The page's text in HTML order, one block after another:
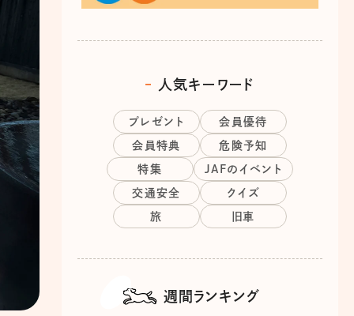
人気キーワード
プレゼント 会員優待
会員特典 危険予知
特集 JAFのイベント
交通安全 クイズ
旅 旧車
週間ランキング